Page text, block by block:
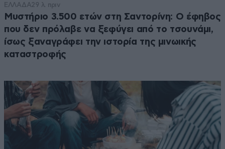
ΕΛΛΑΔΑ29 λ. πριν
Μυστήριο 3.500 ετών στη Σαντορίνη: Ο έφηβος
που δεν πρόλαβε να ξεφύγει από το τσουνάμι,
ίσως ξαναγράφει την ιστορία της μινωικής
καταστροφής